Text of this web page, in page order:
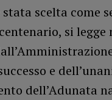
stata scelta come
si legge
e
dell’Adunata